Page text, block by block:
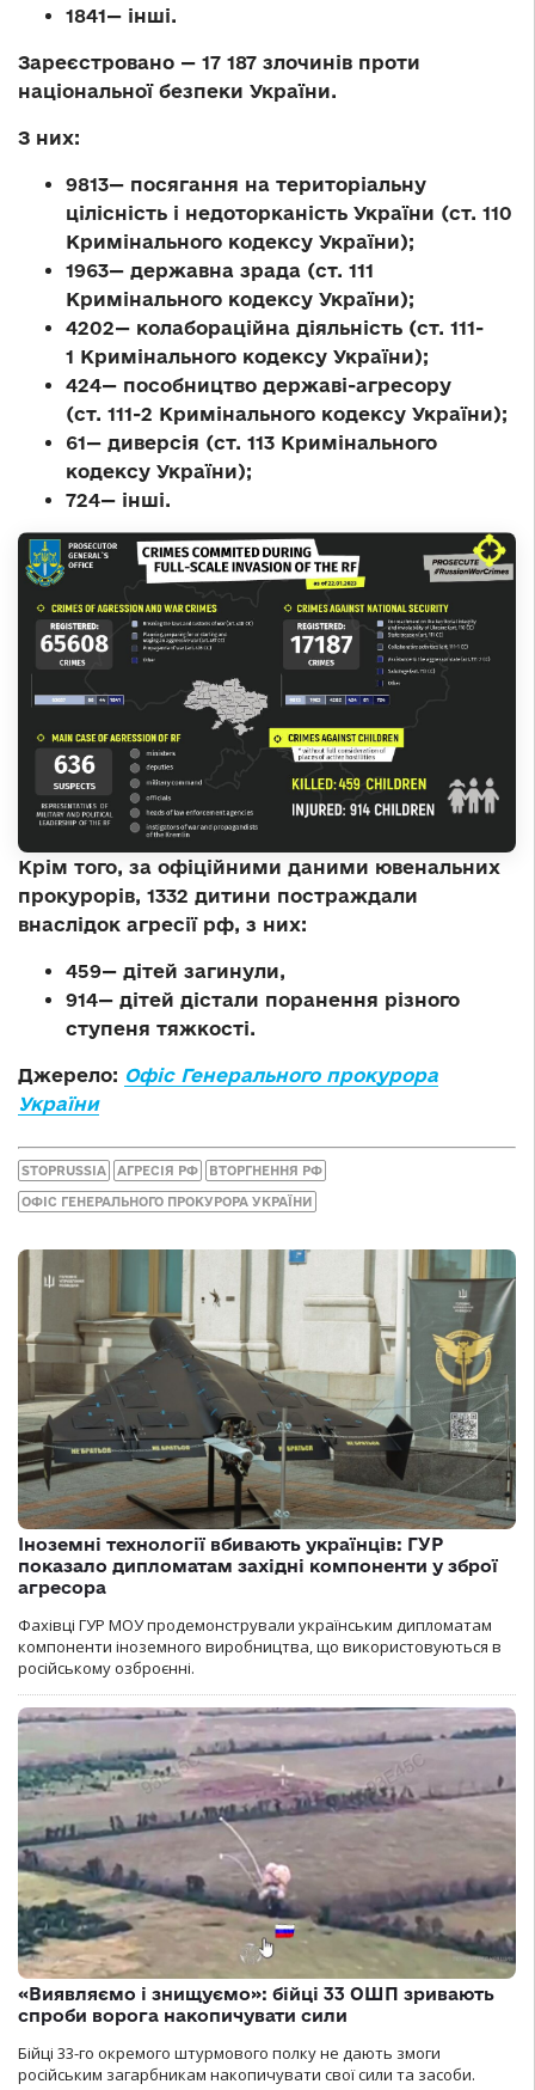
1841— інші.
Зареєстровано — 17 187 злочинів проти
національної безпеки України.
З них:
9813— посягання на територіальну
цілісність і недоторканість України (ст. 110
Кримінального кодексу України);
1963— державна зрада (ст. 111
Кримінального кодексу України);
4202— колабораційна діяльність (ст. 111-
1 Кримінального кодексу України);
424— пособництво державі-агресору
(ст. 111-2 Кримінального кодексу України);
61— диверсія (ст. 113 Кримінального
кодексу України);
724— інші.
Крім того, за офіційними даними ювенальних
прокурорів, 1332 дитини постраждали
внаслідок агресії рф, з них:
459— дітей загинули,
914— дітей дістали поранення різного
ступеня тяжкості.
Джерело: Офіс Генерального прокурора
України
STOPRUSSIA АГРЕСІЯ РФ ВТОРГНЕННЯ РФ
ОФІС ГЕНЕРАЛЬНОГО ПРОКУРОРА УКРАЇНИ
Іноземні технології вбивають українців: ГУР
показало дипломатам західні компоненти у зброї
агресора
Фахівці ГУР МОУ продемонстрували українським дипломатам
компоненти іноземного виробництва, що використовуються в
російському озброєнні.
«Виявляємо і знищуємо»: бійці 33 ОШП зривають
спроби ворога накопичувати сили
Бійці 33-го окремого штурмового полку не дають змоги
російським загарбникам накопичувати свої сили та засоби.